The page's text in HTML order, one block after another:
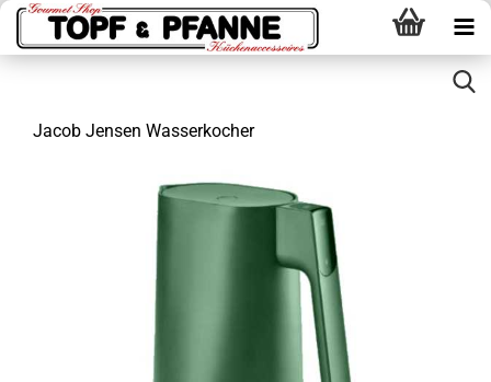
Jacob Jensen Wasserkocher